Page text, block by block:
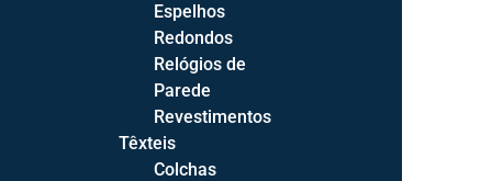
Relógios de Parede 1
19
Espelhos Redondos
Espelhos
Redondos
Relógios de
Parede
Revestimentos
Têxteis
Colchas